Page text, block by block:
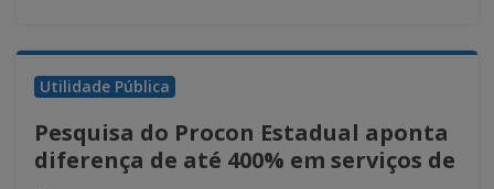
Utilidade Pública
Pesquisa do Procon Estadual aponta
diferença de até 400% em serviços de